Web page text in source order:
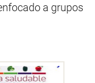
a grupos